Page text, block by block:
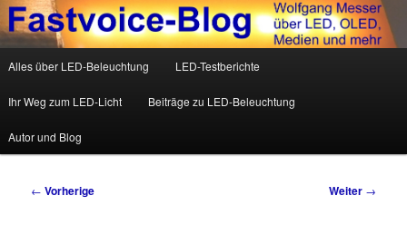
Fastvoice-Blog
Wolfgang Messer über LED, OLED, Medien und mehr
Zum Inhalt wechseln
Zum sekundären Inhalt wechseln
Alles über LED-Beleuchtung LED-Testberichte
Ihr Weg zum LED-Licht Beiträge zu LED-Beleuchtung
Autor und Blog
Beitrags-Navigation
← Vorherige Weiter →